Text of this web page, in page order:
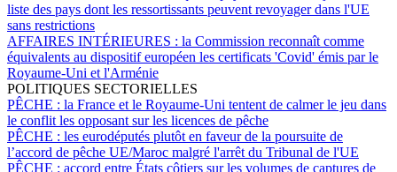
liste des pays dont les ressortissants peuvent revoyager dans l'UE
sans restrictions
AFFAIRES INTÉRIEURES : la Commission reconnaît comme
équivalents au dispositif européen les certificats 'Covid' émis par le
Royaume-Uni et l'Arménie
POLITIQUES SECTORIELLES
PÊCHE : la France et le Royaume-Uni tentent de calmer le jeu dans
le conflit les opposant sur les licences de pêche
PÊCHE : les eurodéputés plutôt en faveur de la poursuite de
l’accord de pêche UE/Maroc malgré l'arrêt du Tribunal de l'UE
PÊCHE : accord entre États côtiers sur les volumes de captures de